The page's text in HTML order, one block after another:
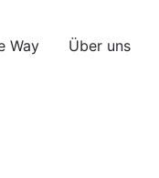
Way Über uns